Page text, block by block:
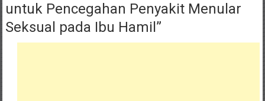
untuk Pencegahan Penyakit Menular
Seksual pada Ibu Hamil ”